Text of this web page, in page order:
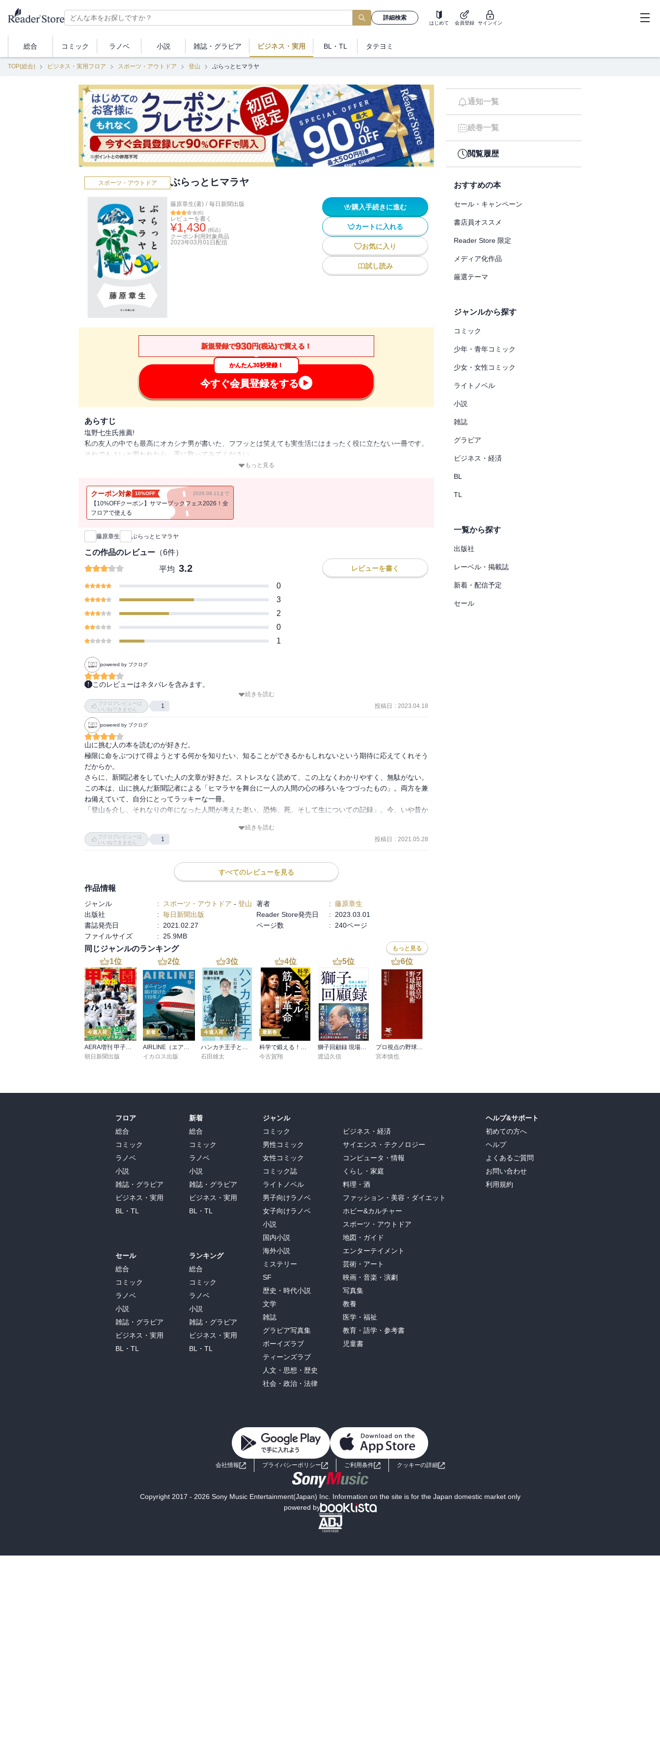
詳細検索
はじめて 会員登録 サインイン
総合 コミック ラノベ 小説 雑誌・ グラビア ビジネス ・実用 BL・TL タテヨミ
TOP(総合) ビジネス・実用フロア スポーツ・アウトドア 登山 ぶらっとヒマラヤ
スポーツ・アウトドア ぶらっとヒマラヤ
藤原章生(著) / 毎日新聞出版
(6)
レビューを書く
¥1,430 (税込)
クーポン利用対象商品
2023年03月01日 配信
購入手続きに進む
カートに入れる
お気に入り
試し読み
新規登録で930円(税込)で買える！
かんたん30秒登録！
今すぐ会員登録をする
あらすじ
塩野七生氏推薦!
私の友人の中でも最高にオカシナ男が書いた、フフッとは笑えても実生活にはまったく役に立たない一冊です。
それでもよいと思われたら、手に取ってみてください。
た、老い・恐怖・死、そして生のこと。毎日新聞医療プレミア、毎日新聞夕刊で人気の連載が待望の書籍化!
※こちらの作品は過去に他出版社より配信していた内容と同様となります。重複購入にはお気を付けください
もっと見る
クーポン対象 10%OFF 2026.08.11まで
【10%OFFクーポン】サマーブックフェス2026！全
フロアで使える
新刊通知
藤原章生 ぶらっとヒマラヤ
この作品のレビュー （6件）
平均 3.2 レビューを書く
0
3
2
0
1
powered by ブクログ
このレビューはネタバレを含みます。
高山植物を調べるために、ネットで本の検索をしていて気になった『ぶらっとヒマラヤ』(藤原章生)。
「ぶらっと行けるような所じゃない」というツッコミから入ったようなものだけど……
今回もまた「死」に関する本を手に取ってしまったようで驚きました。
登山の話ももちろんあります。
「私の過去最高登山標高記録3776mを超えた先の世界」がどんなものなのか、興味深いお話でした。
その中に、「登山には「死のリスク」が常にある」事も書かれていて、
さらに、「死に近づく、あるいは死を見つめなくてはならない状況になるのは……それはとても健全」とまで言
っている。
「死は誰にでもやってくる避けられない経験。その死について健全な見方をするのは、とても役に立つし、その
後の自分の人生での決断を左右することにもなる。」
…とのこと。
私には、「有限である命の期間、クヨクヨくだらない事で悩んでるヒマがあったら【自分にとって大切な事をや
っとけ】」
…というように見えて、
現在感じている苛立ちに対して「アホらし」という気になってきた。
…と、気持ちのチェンジができるのは非常にありがたい。
【気持ちを言葉で表現されたもの】って、
「なるほど！」と思える事が多いのでついついハマってしまうわ。
○人間って普段は、人に見せたくない面をベールで隠しているところがありますけど、低酸素になるとそんな高
いて、やっぱり悲しいところが出てくると、日本では絶対に出ないような涙がダーッと出てきたり、感情のコン
トロールが利かないどころか、感情がもろに外に出ました。でもベテランになるとそのへんも認識した上で上手
ゃうとか。(山本正嘉)
○私が高山病に苦しみながら何とかベースキャンプにたどり着いたとき、まず耳についたのは雪崩の爆音だっ
た。「ズドン」あるいは「ブオン」という大砲か発破のような重く鈍い男が響き、「ザーッ」と雪が一気に崩れ
る音が鳴り、その音波が硬い岩壁に当たって、ベースキャンプに衝撃波として跳ね返ってくる(ちょっと大げさ
「うわっ」と声を上げると、先にベース入りしていた明さんが「あ、雪崩ですよ。すぐに慣れますよ」と、俺は
続きを読む
ブクログレビューは
いいねできません
1 投稿日 : 2023.04.18
powered by ブクログ
山に挑む人の本を読むのが好きだ。
極限に命をぶつけて得ようとする何かを知りたい、知ることができるかもしれないという期待に応えてくれそう
だからか。
さらに、新聞記者をしていた人の文章が好きだ。ストレスなく読めて、この上なくわかりやすく、無駄がない。
この本は、山に挑んだ新聞記者による「ヒマラヤを舞台に一人の人間の心の移ろいをつづったもの」。両方を兼
ね備えていて、自分にとってラッキーな一冊。
「登山を介し、それなりの年になった人間が考えた老い、恐怖、死、そして生についての記録」。今、いや昔か
ことが嬉しい。8000メートル級の山に挑むことも、屋久島で宙吊りになって死にかけることも、これからも自
分の人生にはないけれど、追体験できる読書は本当にありがたい。
続きを読む
ブクログレビューは
いいねできません
1 投稿日 : 2021.05.28
すべてのレビューを見る
作品情報
ジャンル : スポーツ・アウトドア - 登山 著者 : 藤原章生
出版社
: 毎日新聞出版 Reader Store発売日 :
2023.03.01
書誌発売日
: 2021.02.27 ページ数 :
240ページ
ファイルサイズ
: 25.9MB
同じジャンルのランキング もっと見る
1位
今週入荷
AERA増刊 甲子園 2026
朝日新聞出版
2位
新着
AIRLINE（エアライン）2026年9月号
イカロス出版
3位
今週入荷
ハンカチ王子と呼ばれて 斎藤佑樹 54勝の記憶
石田雄太
4位
最新巻
科学で鍛える！ タイパとコスパ最強のミニマル筋トレ革命
今古賀翔
5位
獅子回顧録 現場と編成でトップを務めた男の軌跡
渡辺久信
6位
プロ視点の野球観戦術
宮本慎也
通知一覧
続巻一覧
閲覧履歴
おすすめの本
セール・キャンペーン
書店員オススメ
Reader Store 限定
メディア化作品
厳選テーマ
ジャンルから探す
コミック
少年・青年コミック
少女・女性コミック
ライトノベル
小説
雑誌
グラビア
ビジネス・経済
BL
TL
一覧から探す
出版社
レーベル・掲載誌
新着・配信予定
セール
フロア
総合
コミック
ラノベ
小説
雑誌・グラビア
ビジネス・実用
BL・TL
セール
総合
コミック
ラノベ
小説
雑誌・グラビア
ビジネス・実用
BL・TL
新着
総合
コミック
ラノベ
小説
雑誌・グラビア
ビジネス・実用
BL・TL
ランキング
総合
コミック
ラノベ
小説
雑誌・グラビア
ビジネス・実用
BL・TL
ジャンル
コミック
男性コミック
女性コミック
コミック誌
ライトノベル
男子向けラノベ
女子向けラノベ
小説
国内小説
海外小説
ミステリー
SF
歴史・時代小説
文学
雑誌
グラビア写真集
ボーイズラブ
ティーンズラブ
人文・思想・歴史
社会・政治・法律
ビジネス・経済
サイエンス・テクノロジー
コンピュータ・情報
くらし・家庭
料理・酒
ファッション・美容・ダイエット
ホビー&カルチャー
スポーツ・アウトドア
地図・ガイド
エンターテイメント
芸術・アート
映画・音楽・演劇
写真集
教養
医学・福祉
教育・語学・参考書
児童書
ヘルプ&サポート
初めての方へ
ヘルプ
よくあるご質問
お問い合わせ
利用規約
会社情報 プライバシーポリシー ご利用条件 クッキーの詳細
Copyright 2017 - 2026 Sony Music Entertainment(Japan) Inc. Information on the site is for the Japan domestic market only
powered by